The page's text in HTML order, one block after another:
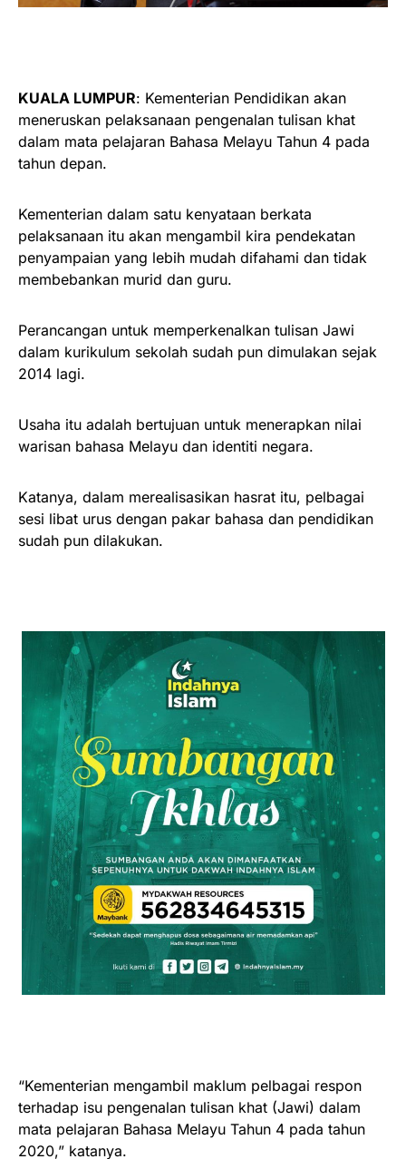
KUALA LUMPUR: Kementerian Pendidikan akan
meneruskan pelaksanaan pengenalan tulisan khat
dalam mata pelajaran Bahasa Melayu Tahun 4 pada
tahun depan.
Kementerian dalam satu kenyataan berkata
pelaksanaan itu akan mengambil kira pendekatan
penyampaian yang lebih mudah difahami dan tidak
membebankan murid dan guru.
Perancangan untuk memperkenalkan tulisan Jawi
dalam kurikulum sekolah sudah pun dimulakan sejak
2014 lagi.
Usaha itu adalah bertujuan untuk menerapkan nilai
warisan bahasa Melayu dan identiti negara.
Katanya, dalam merealisasikan hasrat itu, pelbagai
sesi libat urus dengan pakar bahasa dan pendidikan
sudah pun dilakukan.
“Kementerian mengambil maklum pelbagai respon
terhadap isu pengenalan tulisan khat (Jawi) dalam
mata pelajaran Bahasa Melayu Tahun 4 pada tahun
2020,” katanya.